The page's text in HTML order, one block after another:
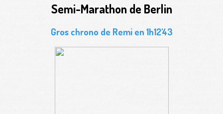
Semi-Marathon de Berlin
Gros chrono de Remi en 1h12'43